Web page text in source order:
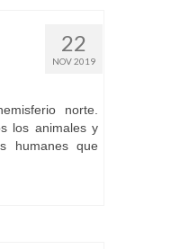
22
NOV 2019
norte.
los animales y
humanes que